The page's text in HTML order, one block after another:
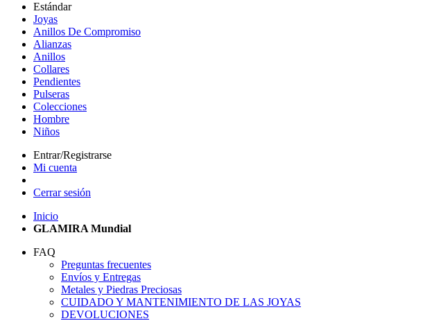
Estándar
Joyas
Anillos De Compromiso
Alianzas
Anillos
Collares
Pendientes
Pulseras
Colecciones
Hombre
Niños
Entrar/Registrarse
Mi cuenta
Cerrar sesión
Inicio
GLAMIRA Mundial
FAQ
Preguntas frecuentes
Envíos y Entregas
Metales y Piedras Preciosas
CUIDADO Y MANTENIMIENTO DE LAS JOYAS
DEVOLUCIONES